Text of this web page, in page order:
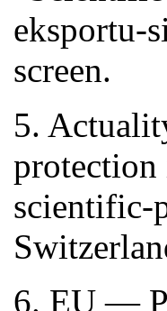
eksportu-
screen.
5.
scientific-
6. EU —